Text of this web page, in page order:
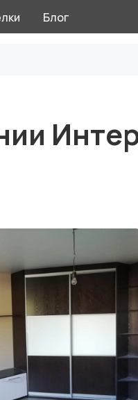
Блог